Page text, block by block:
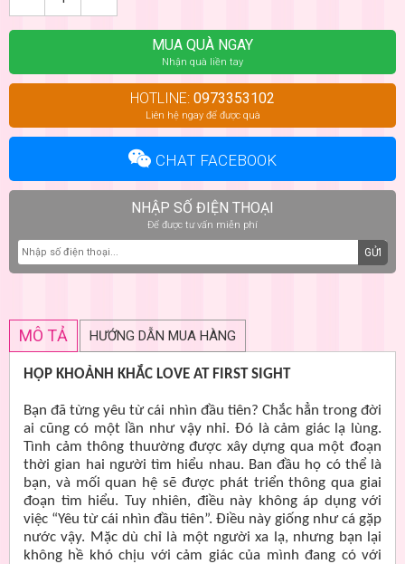
MUA QUÀ NGAY
Nhận quà liền tay
HOTLINE: 0973353102
Liên hệ ngay để được quà
CHAT FACEBOOK
NHẬP SỐ ĐIỆN THOẠI
Để được tư vấn miễn phí
GỬI
MÔ TẢ HƯỚNG DẪN MUA HÀNG
HỘP KHOẢNH KHẮC LOVE AT FIRST SIGHT
Bạn đã từng yêu từ cái nhìn đầu tiên? Chắc hẳn trong đời
ai cũng có một lần như vậy nhỉ. Đó là cảm giác lạ lùng.
Tình cảm thông thuường được xây dựng qua một đoạn
thời gian hai người tìm hiểu nhau. Ban đầu họ có thể là
bạn, và mối quan hệ sẽ được phát triển thông qua giai
đoạn tìm hiểu. Tuy nhiên, điều này không áp dụng với
việc “Yêu từ cái nhìn đầu tiên”. Điều này giống như cá gặp
nước vậy. Mặc dù chỉ là một người xa lạ, nhưng bạn lại
không hề khó chịu với cảm giác của mình đang có với